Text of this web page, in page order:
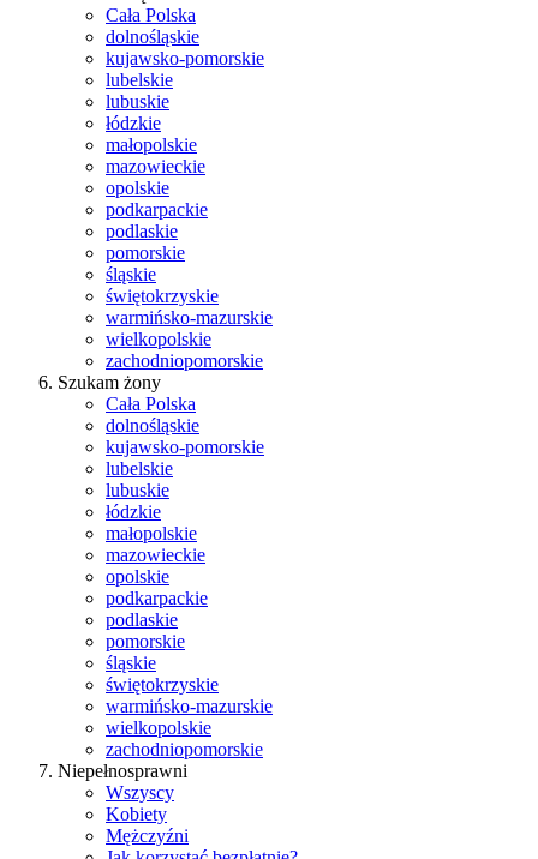
Cała Polska
dolnośląskie
kujawsko-pomorskie
lubelskie
lubuskie
łódzkie
małopolskie
mazowieckie
opolskie
podkarpackie
podlaskie
pomorskie
śląskie
świętokrzyskie
warmińsko-mazurskie
wielkopolskie
zachodniopomorskie
Szukam żony
Cała Polska
dolnośląskie
kujawsko-pomorskie
lubelskie
lubuskie
łódzkie
małopolskie
mazowieckie
opolskie
podkarpackie
podlaskie
pomorskie
śląskie
świętokrzyskie
warmińsko-mazurskie
wielkopolskie
zachodniopomorskie
Niepełnosprawni
Wszyscy
Kobiety
Mężczyźni